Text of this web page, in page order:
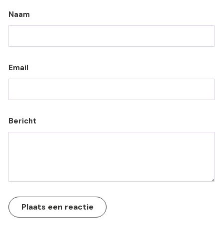
Naam
Email
Bericht
Plaats een reactie